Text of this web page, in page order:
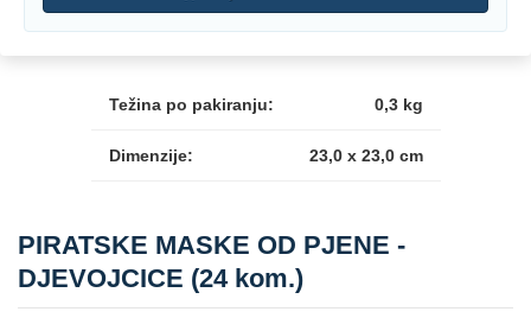
Težina po pakiranju: 0,3 kg
Dimenzije: 23,0 x 23,0 cm
PIRATSKE MASKE OD PJENE -
DJEVOJCICE (24 kom.)